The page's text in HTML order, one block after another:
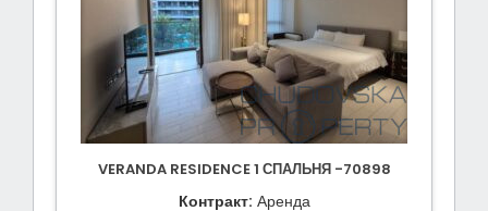
VERANDA RESIDENCE 1 СПАЛЬНЯ -70898
Контракт: Аренда